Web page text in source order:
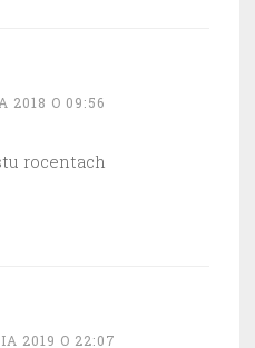
2018 O 09:56
rocentach
2019 O 22:07